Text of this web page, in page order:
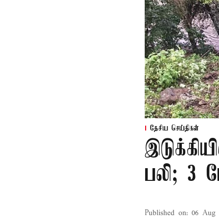
தேசிய செய்திகள்
பலி; 3
Published on: 06 Aug